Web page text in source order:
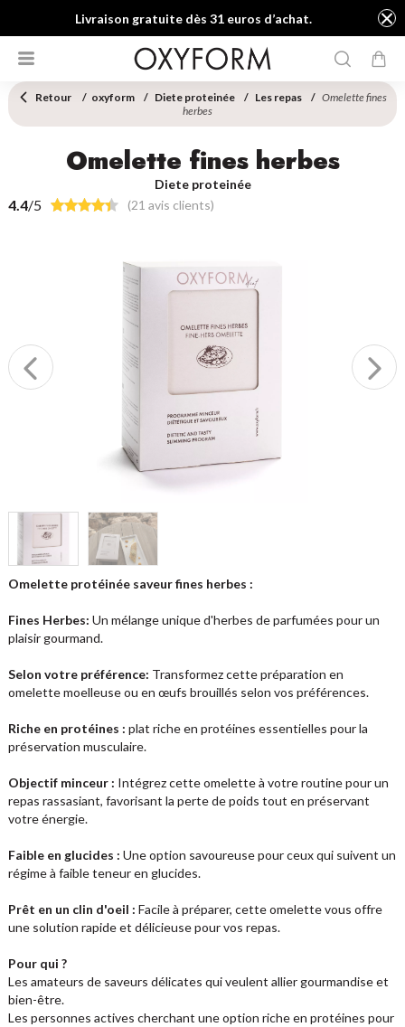
Livraison gratuite dès 31 euros d’achat.
Retour oxyform Diete proteinée Les repas
Omelette fines
herbes
Omelette fines herbes
Diete proteinée
4.4/5 (21 avis clients)
Omelette protéinée saveur fines herbes :
Fines Herbes: Un mélange unique d'herbes de parfumées pour un
plaisir gourmand.
Selon votre préférence: Transformez cette préparation en
omelette moelleuse ou en œufs brouillés selon vos préférences.
Riche en protéines : plat riche en protéines essentielles pour la
préservation musculaire.
Objectif minceur : Intégrez cette omelette à votre routine pour un
repas rassasiant, favorisant la perte de poids tout en préservant
votre énergie.
Faible en glucides : Une option savoureuse pour ceux qui suivent un
régime à faible teneur en glucides.
Prêt en un clin d'oeil : Facile à préparer, cette omelette vous offre
une solution rapide et délicieuse pour vos repas.
Pour qui ?
Les amateurs de saveurs délicates qui veulent allier gourmandise et
bien-être.
Les personnes actives cherchant une option riche en protéines pour